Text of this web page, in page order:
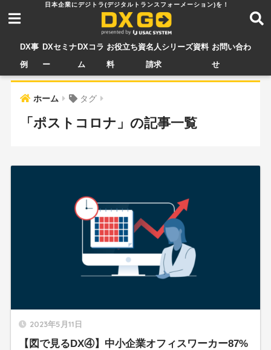
DX事
例
DXセミナ
ー
DXコラ
ム
お役立ち資
料
名人シリーズ資料
請求
お問い合わ
せ
ホーム タグ
「ポストコロナ」の記事一覧
2023年5月11日
【図で見るDX④】中小企業オフィスワーカー87%